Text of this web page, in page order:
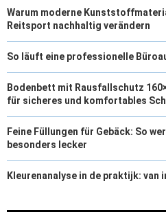
Warum moderne
Reitsport nachhaltig verändern
So läuft eine professionelle
Bodenbett mit Rausfallschutz
für sicheres und komfortables
Feine Füllungen für Gebäck: So
besonders lecker
Kleurenanalyse in de praktijk: